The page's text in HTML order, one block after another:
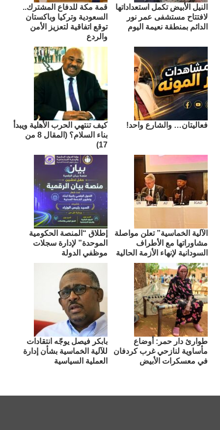
النيل الأبيض تكمل استعداداتها
لافتتاح مستشفى عمر نور
الدائم بمنطقة نعيمة اليوم
قمة مكة للدفاع المشترك..
السعودية وتركيا وباكستان
توقع اتفاقية لتعزيز الأمن
والردع
فعاليتان… والشارع واحد!
كيف تنتهي الحرب الأهلية ويبدأ
بناء السلام؟ (المقال 8 من
17)
الآلية الخماسية” تعلن مواصلة
مشاوراتها مع الأطراف
السودانية لإنهاء الأزمة الحالية
إطلاق “المنصة الحكومية
الموحدة” لإدارة سجلات
موظفي الدولة
طوارئ دار حمر: أوضاع
مأساوية لنازحي غرب كردفان
في معسكرات الأبيض
بابكر فيصل يوجّه انتقادات
للآلية الخماسية بشأن إدارة
العملية السياسية